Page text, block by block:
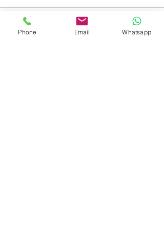
Phone Email Whatsapp